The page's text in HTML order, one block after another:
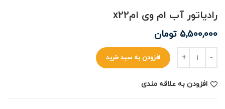
رادیاتور آب ام وی امx22
5,500,000 تومان
افزودن به سبد خرید
افزودن به علاقه مندی